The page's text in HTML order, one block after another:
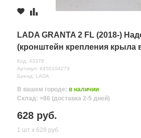
LADA GRANTA 2 FL (2018-)
(кронштейн крепления крыла
ВАЗ
Код: 43378
Артикул: 8450104279
Бренд: LADA
В вашем городе: в наличии
Склад: >86 (доставка 2-5 дней)
628 руб.
1 шт х 628 руб.